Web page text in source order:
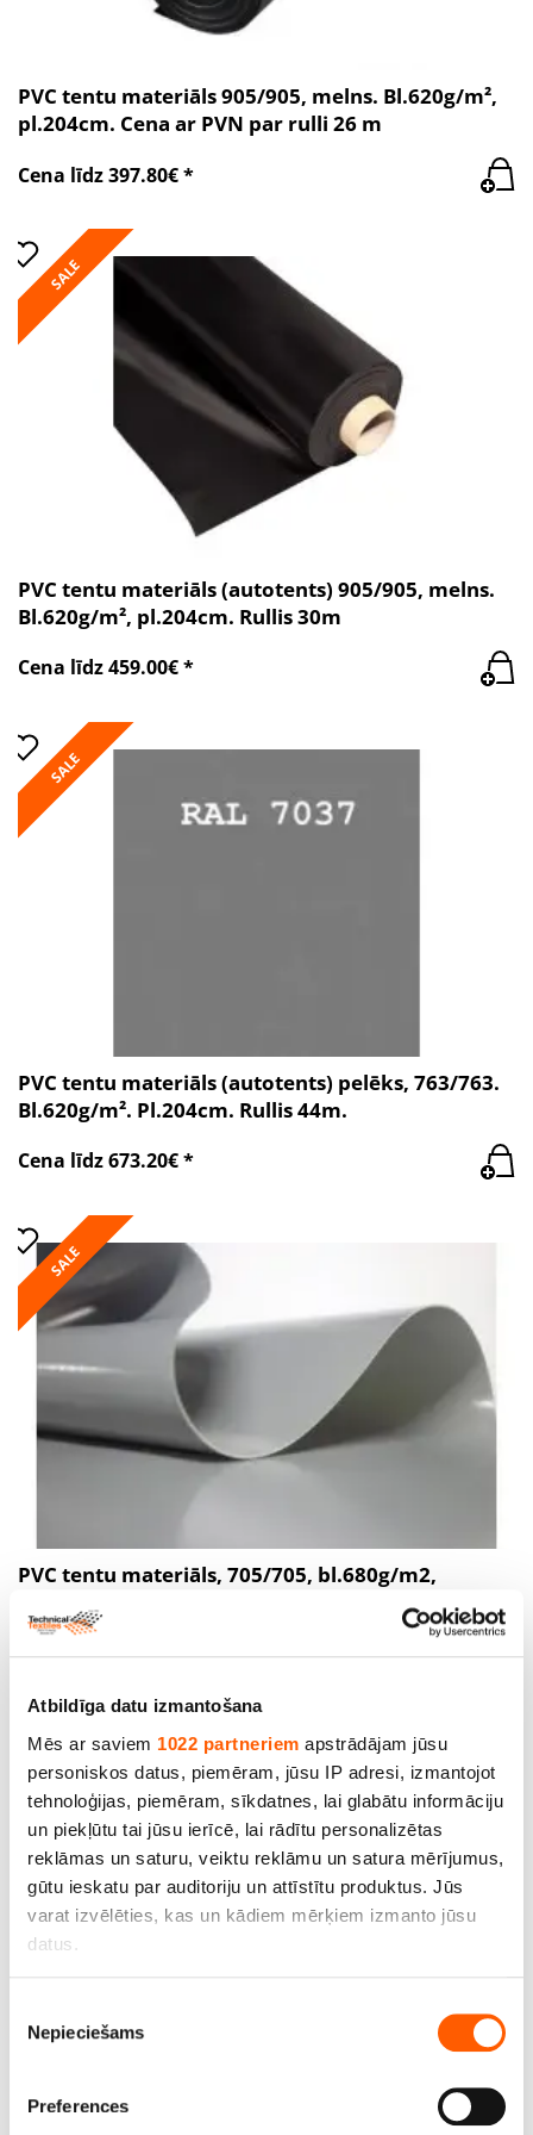
Atbildīga datu izmantošana
Mēs ar saviem 1022 partneriem apstrādājam jūsu
personiskos datus, piemēram, jūsu IP adresi, izmantojot
tehnoloģijas, piemēram, sīkdatnes, lai glabātu informāciju
un piekļūtu tai jūsu ierīcē, lai rādītu personalizētas
reklāmas un saturu, veiktu reklāmu un satura mērījumus,
gūtu ieskatu par auditoriju un attīstītu produktus. Jūs
varat izvēlēties, kas un kādiem mērķiem izmanto jūsu
datus.
apkopot informāciju par jūsu ģeogrāfisko
Identificēt ierīci, veicot aktīvu skenēšanu, lai
izvēle
Nepieciešams
Preferences
PVC tentu materiāls 905/905, melns. Bl.620g/m²,
pl.204cm. Cena ar PVN par rulli 26 m
Cena līdz 397.80€ *
SALE
PVC tentu materiāls (autotents) 905/905, melns.
Bl.620g/m², pl.204cm. Rullis 30m
Cena līdz 459.00€ *
SALE
PVC tentu materiāls (autotents) pelēks, 763/763.
Bl.620g/m². Pl.204cm. Rullis 44m.
Cena līdz 673.20€ *
SALE
PVC tentu materiāls, 705/705, bl.680g/m2,
Cena līdz 376.05€ *
SALE
g/m2, pl.204 cm. Rullis 46 m